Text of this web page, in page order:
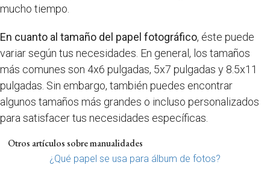
mucho tiempo.
En cuanto al tamaño del papel fotográfico, éste puede
variar según tus necesidades. En general, los tamaños
más comunes son 4x6 pulgadas, 5x7 pulgadas y 8.5x11
pulgadas. Sin embargo, también puedes encontrar
algunos tamaños más grandes o incluso personalizados
para satisfacer tus necesidades específicas.
Otros artículos sobre manualidades
¿Qué papel se usa para álbum de fotos?